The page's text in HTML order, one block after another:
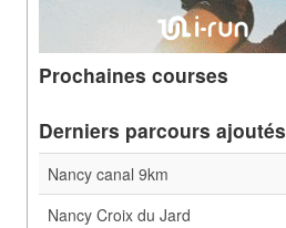
Prochaines courses
Derniers parcours ajoutés
Nancy canal 9km
Nancy Croix du Jard